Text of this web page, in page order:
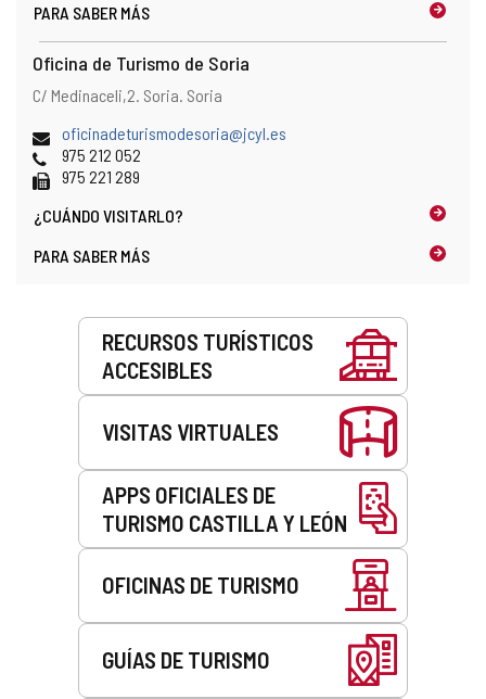
electrónico
PARA SABER MÁS
Oficina de Turismo de Soria
Dirección
Dirección
C/ Medinaceli,2. Soria. Soria
Dirección
de
correo
electrónico
oficinadeturismodesoria@jcyl.es
Teléfonos
975 212 052
Fax 975 221 289
¿CUÁNDO VISITARLO?
PARA SABER MÁS
RECURSOS TURÍSTICOS
ACCESIBLES
VISITAS VIRTUALES
APPS OFICIALES DE
TURISMO CASTILLA Y LEÓN
OFICINAS DE TURISMO
GUÍAS DE TURISMO